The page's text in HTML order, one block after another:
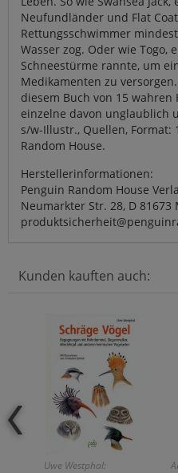
Neufundländer und Flat
Rettungsschwimmer
Wasser zog. Oder wie Togo,
Schneestürme rannte, um
Medikamenten zu
diesem Buch von 15
einzelne davon unglaublich
s/w-Illustr., Quellen, Format:
Random House.
Herstellerinformationen:
Penguin Random House
Neumarkter Str. 28, D 81673
Kunden kauften auch:
Uwe Westphal: